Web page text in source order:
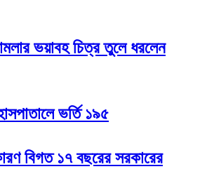
ভয়াবহ চিত্র তুলে ধরলেন
ভর্তি ১৯৫
বিগত ১৭ বছরের সরকারের